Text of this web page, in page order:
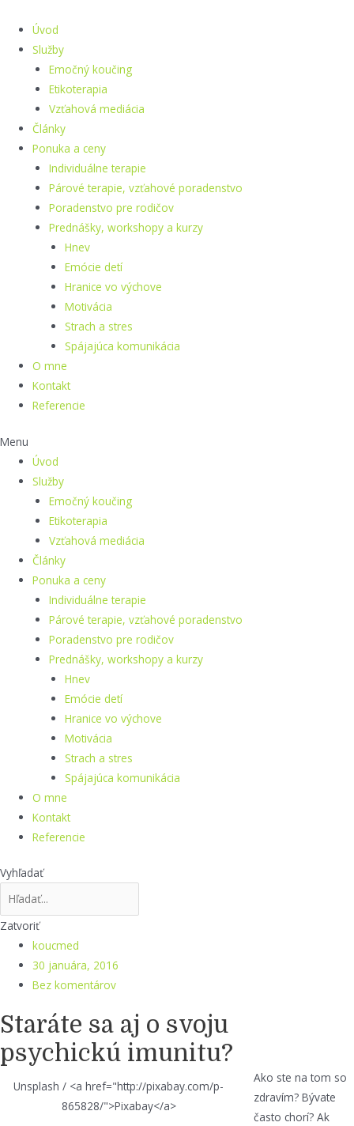
obsah
Úvod
Služby
Emočný koučing
Etikoterapia
Vzťahová mediácia
Články
Ponuka a ceny
Individuálne terapie
Párové terapie, vzťahové poradenstvo
Poradenstvo pre rodičov
Prednášky, workshopy a kurzy
Hnev
Emócie detí
Hranice vo výchove
Motivácia
Strach a stres
Spájajúca komunikácia
O mne
Kontakt
Referencie
Menu
Úvod
Služby
Emočný koučing
Etikoterapia
Vzťahová mediácia
Články
Ponuka a ceny
Individuálne terapie
Párové terapie, vzťahové poradenstvo
Poradenstvo pre rodičov
Prednášky, workshopy a kurzy
Hnev
Emócie detí
Hranice vo výchove
Motivácia
Strach a stres
Spájajúca komunikácia
O mne
Kontakt
Referencie
Vyhľadať
Zatvoriť
koucmed
30 januára, 2016
Bez komentárov
Staráte sa aj o svoju
psychickú imunitu?
Unsplash / <a href="http://pixabay.com/p-
865828/">Pixabay</a>
Ako ste na tom so
zdravím? Bývate
často chorí? Ak